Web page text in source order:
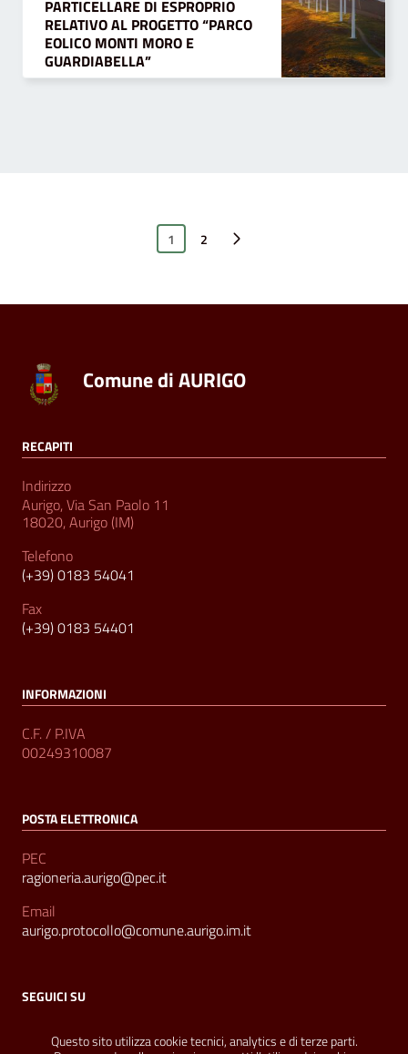
Questo sito utilizza cookie tecnici, analytics e di terze parti.
PARTICELLARE DI ESPROPRIO
RELATIVO AL PROGETTO “PARCO
EOLICO MONTI MORO E
GUARDIABELLA”
1 2
Pagina successiva
Comune di AURIGO
RECAPITI
Indirizzo
Aurigo, Via San Paolo 11
18020, Aurigo (IM)
Telefono
(+39) 0183 54041
Fax
(+39) 0183 54401
INFORMAZIONI
C.F. / P.IVA
00249310087
POSTA ELETTRONICA
PEC
ragioneria.aurigo@pec.it
Email
aurigo.protocollo@comune.aurigo.im.it
SEGUICI SU
Sezione Link Utili
Privacy | Contatti |Realizzato con WordPress |Tema